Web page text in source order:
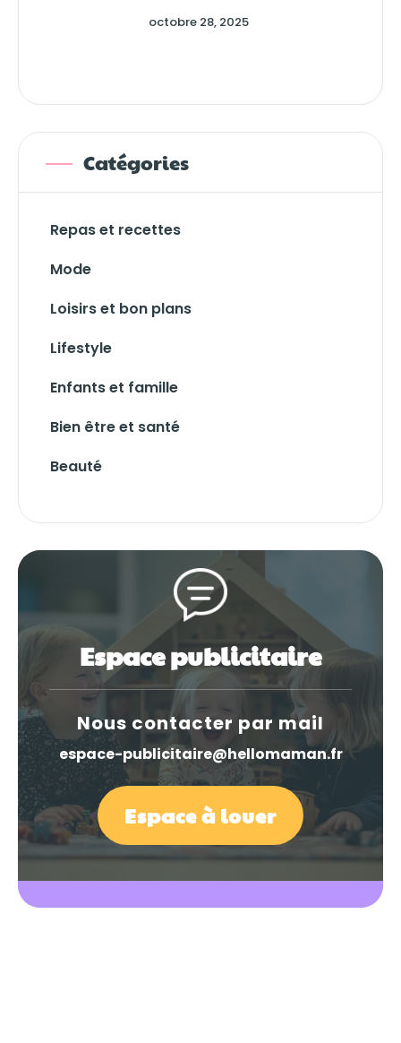
octobre 28, 2025
Catégories
Repas et recettes
Mode
Loisirs et bon plans
Lifestyle
Enfants et famille
Bien être et santé
Beauté
Espace publicitaire
Nous contacter par mail
espace-publicitaire@hellomaman.fr
Espace à louer